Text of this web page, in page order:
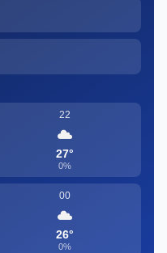
22
27°
0%
00
26°
0%